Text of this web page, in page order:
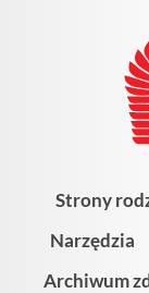
Strony
Narzędzia
Archiwum